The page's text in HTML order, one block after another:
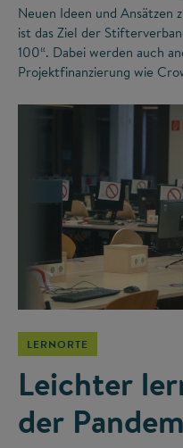
Neuen Ideen und Ansätzen
ist das Ziel der
100“. Dabei werden auch
Projektfinanzierung wie
LERNORTE
Leichter
der